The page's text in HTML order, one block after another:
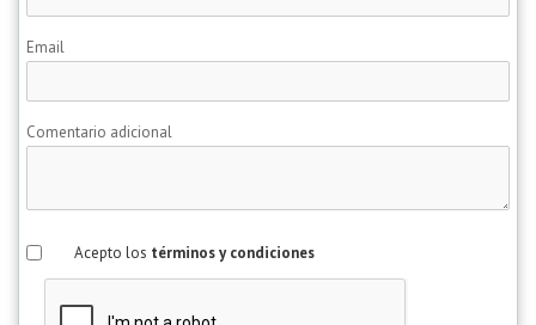
Email
Comentario adicional
Acepto los términos y condiciones